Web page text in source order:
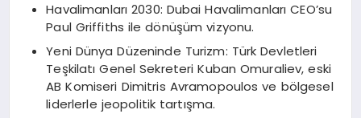
Havalimanları 2030: Dubai Havalimanları CEO’su
Paul Griffiths ile dönüşüm vizyonu.
Yeni Dünya Düzeninde Turizm: Türk Devletleri
Teşkilatı Genel Sekreteri Kuban Omuraliev, eski
AB Komiseri Dimitris Avramopoulos ve bölgesel
liderlerle jeopolitik tartışma.